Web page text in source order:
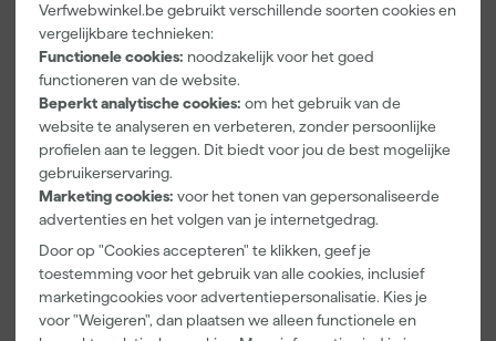
Verfwebwinkel.be gebruikt verschillende soorten cookies en
vergelijkbare technieken:
Functionele cookies: noodzakelijk voor het goed
functioneren van de website.
Beperkt analytische cookies: om het gebruik van de
website te analyseren en verbeteren, zonder persoonlijke
profielen aan te leggen. Dit biedt voor jou de best mogelijke
gebruikerservaring.
Marketing cookies: voor het tonen van gepersonaliseerde
advertenties en het volgen van je internetgedrag.
Door op "Cookies accepteren" te klikken, geef je
toestemming voor het gebruik van alle cookies, inclusief
marketingcookies voor advertentiepersonalisatie. Kies je
voor "Weigeren", dan plaatsen we alleen functionele en
HiKOKI
UM16VST2UA
1600W -
160mm
Morgen
HiKOKI
UL18DFW4Z
18V Koelbox -
24L
Morgen
bezorgd
Afgelopen 30 dgn 144,39